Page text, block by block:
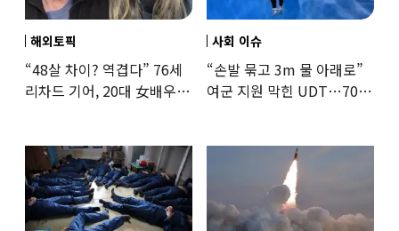
해외토픽
“48살 차이? 역겹다” 76세
리차드 기어, 20대 女배우와
사회 이슈
“손발 묶고 3m 물 아래로”
여군 지원 막힌 UDT…707